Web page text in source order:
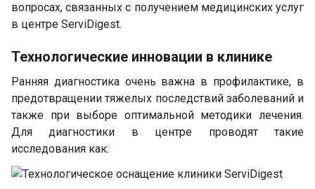
вопросах, связанных с получением медицинских услуг
в центре ServiDigest.
Технологические инновации в клинике
Ранняя диагностика очень важна в профилактике, в
предотвращении тяжелых последствий заболеваний и
также при выборе оптимальной методики лечения.
Для диагностики в центре проводят такие
исследования как: